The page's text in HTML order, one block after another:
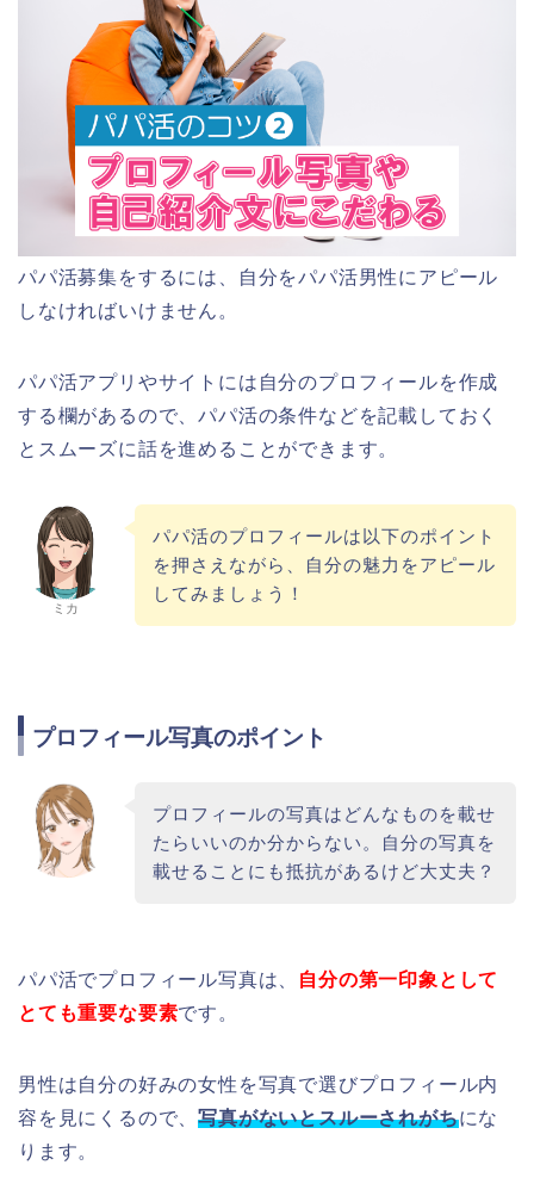
パパ活募集をするには、自分をパパ活男性にアピール
しなければいけません。
パパ活アプリやサイトには自分のプロフィールを作成
する欄があるので、パパ活の条件などを記載しておく
とスムーズに話を進めることができます。
ミカ
パパ活のプロフィールは以下のポイント
を押さえながら、自分の魅力をアピール
してみましょう！
プロフィール写真のポイント
プロフィールの写真はどんなものを載せ
たらいいのか分からない。自分の写真を
載せることにも抵抗があるけど大丈夫？
パパ活でプロフィール写真は、
自分の第一印象として
とても重要な要素です。
男性は自分の好みの女性を写真で選びプロフィール内
容を見にくるので、写真がないとスルーされがちにな
ります。